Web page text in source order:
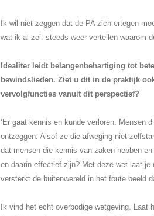
Ik wil niet zeggen dat de PA zich ertegen
wat ik al zei: steeds weer vertellen waarom
Idealiter leidt belangenbehartiging tot
bewindslieden. Ziet u dit in de praktijk
vervolgfuncties vanuit dit perspectief?
‘Er gaat kennis en kunde verloren. Mensen
ontzeggen. Alsof ze die afweging niet
dat mensen die kennis van zaken hebben
en daarin effectief zijn? Met deze wet laat
versterkt de buitenwereld in het foute beeld
Ik vind het echt overbodige wetgeving.